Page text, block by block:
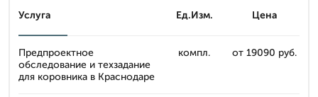
Услуга Ед.Изм. Цена
Предпроектное
обследование и техзадание
для коровника в Краснодаре
компл. от 19090 руб.